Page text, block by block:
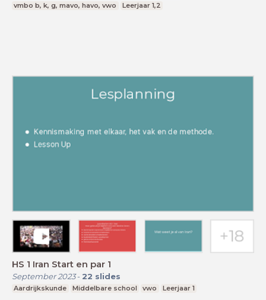
vmbo b, k, g, mavo, havo, vwo
Leerjaar 1,2
HS 1 Iran Start en par 1
September 2023- 22 slides
Aardrijkskunde Middelbare school vwo Leerjaar 1